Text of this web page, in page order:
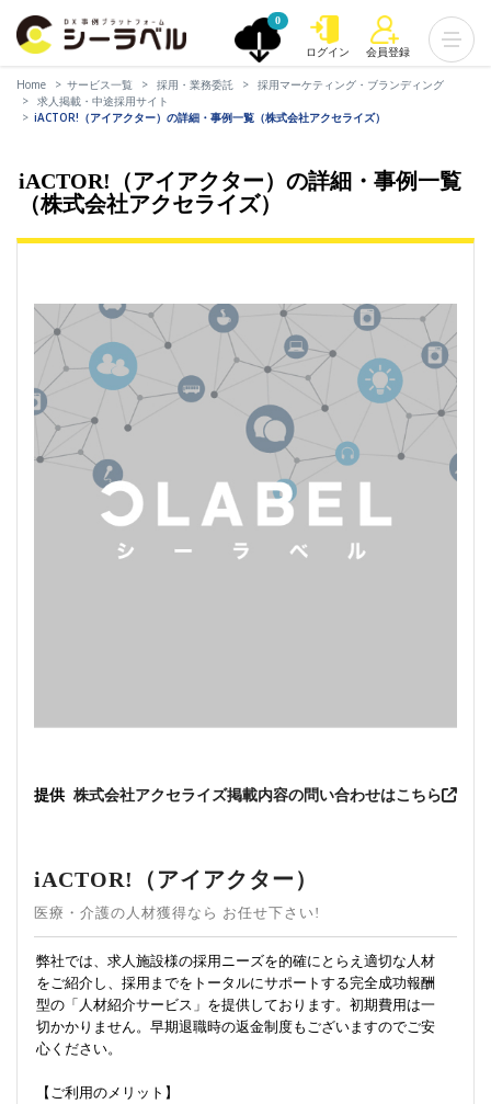
0
ログイン 会員登録
Home サービス一覧 採用・業務委託
採用マーケティング・ブランディング
求人掲載・中途採用サイト
iACTOR!（アイアクター）の詳細・事例一覧（株式会社アクセライズ）
iACTOR!（アイアクター）の詳細・事例一覧
（株式会社アクセライズ）
提供 株式会社アクセライズ掲載内容の問い合わせはこちら
iACTOR!（アイアクター）
医療・介護の人材獲得なら お任せ下さい!
弊社では、求人施設様の採用ニーズを的確にとらえ適切な人材
をご紹介し、採用までをトータルにサポートする完全成功報酬
型の「人材紹介サービス」を提供しております。初期費用は一
切かかりません。早期退職時の返金制度もございますのでご安
心ください。
【ご利用のメリット】